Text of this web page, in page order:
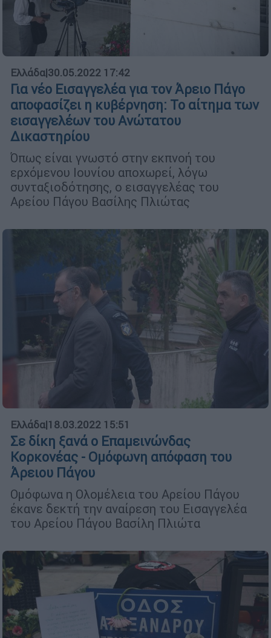
Ελλάδα|30.05.2022 17:42
Για νέο Εισαγγελέα για τον Άρειο Πάγο
αποφασίζει η κυβέρνηση: Το αίτημα των
εισαγγελέων του Ανώτατου
Δικαστηρίου
Όπως είναι γνωστό στην εκπνοή του
ερχόμενου Ιουνίου αποχωρεί, λόγω
συνταξιοδότησης, ο εισαγγελέας του
Αρείου Πάγου Βασίλης Πλιώτας
Ελλάδα|18.03.2022 15:51
Σε δίκη ξανά ο Επαμεινώνδας
Κορκονέας - Ομόφωνη απόφαση του
Άρειου Πάγου
Ομόφωνα η Ολομέλεια του Αρείου Πάγου
έκανε δεκτή την αναίρεση του Εισαγγελέα
του Αρείου Πάγου Βασίλη Πλιώτα